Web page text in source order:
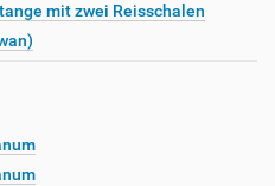
mit zwei Reisschalen